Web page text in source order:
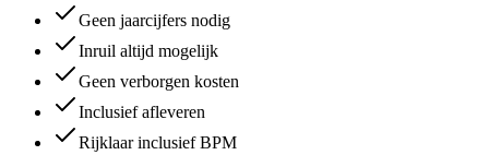
Geen jaarcijfers nodig
Inruil altijd mogelijk
Geen verborgen kosten
Inclusief afleveren
Rijklaar inclusief BPM